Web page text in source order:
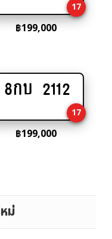
cart
17
฿199,000
Add
cart
8กบ 2112
17
฿199,000
ม่